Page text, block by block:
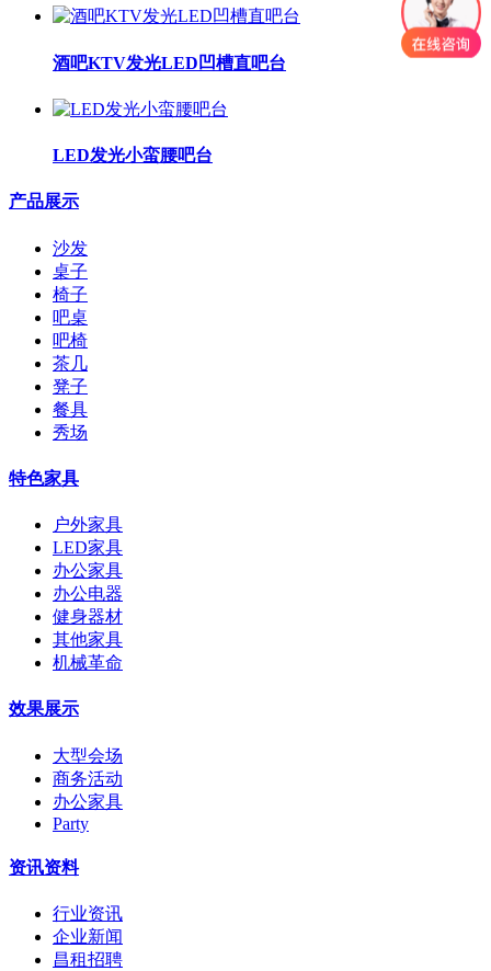
酒吧KTV发光LED凹槽直吧台
LED发光小蛮腰吧台
产品展示
沙发
桌子
椅子
吧桌
吧椅
茶几
凳子
餐具
秀场
特色家具
户外家具
LED家具
办公家具
办公电器
健身器材
其他家具
机械革命
效果展示
大型会场
商务活动
办公家具
Party
资讯资料
行业资讯
企业新闻
昌租招聘